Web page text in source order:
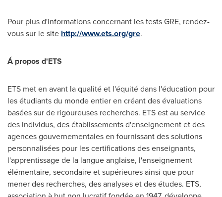
Pour plus d'informations concernant les tests GRE, rendez-
vous sur le site http://www.ets.org/gre.
Á propos d'ETS
ETS met en avant la qualité et l'équité dans l'éducation pour
les étudiants du monde entier en créant des évaluations
basées sur de rigoureuses recherches. ETS est au service
des individus, des établissements d'enseignement et des
agences gouvernementales en fournissant des solutions
personnalisées pour les certifications des enseignants,
l'apprentissage de la langue anglaise, l'enseignement
élémentaire, secondaire et supérieures ainsi que pour
mener des recherches, des analyses et des études. ETS,